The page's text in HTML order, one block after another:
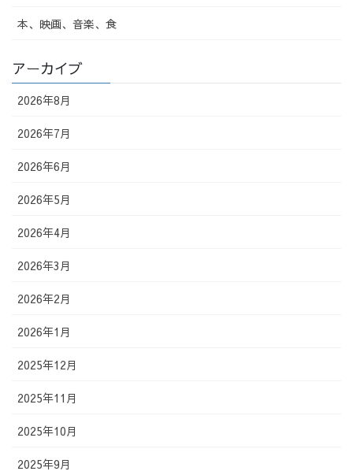
本、映画、音楽、食
アーカイブ
2026年8月
2026年7月
2026年6月
2026年5月
2026年4月
2026年3月
2026年2月
2026年1月
2025年12月
2025年11月
2025年10月
2025年9月